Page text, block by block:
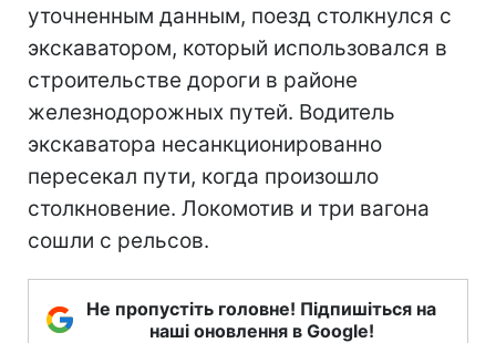
уточненным данным, поезд столкнулся с
экскаватором, который использовался в
строительстве дороги в районе
железнодорожных путей. Водитель
экскаватора несанкционированно
пересекал пути, когда произошло
столкновение. Локомотив и три вагона
сошли с рельсов.
Не пропустіть головне! Підпишіться на
наші оновлення в Google!